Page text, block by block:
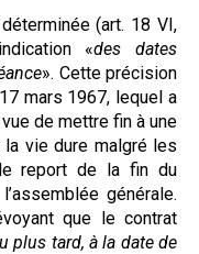
(art. 18 VI,
«des dates
». Cette précision
mars 1967, lequel a
de mettre fin à une
la vie dure malgré les
report de la fin du
générale.
que le contrat
plus tard, à la date de